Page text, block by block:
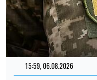
15:59, 06.08.2026